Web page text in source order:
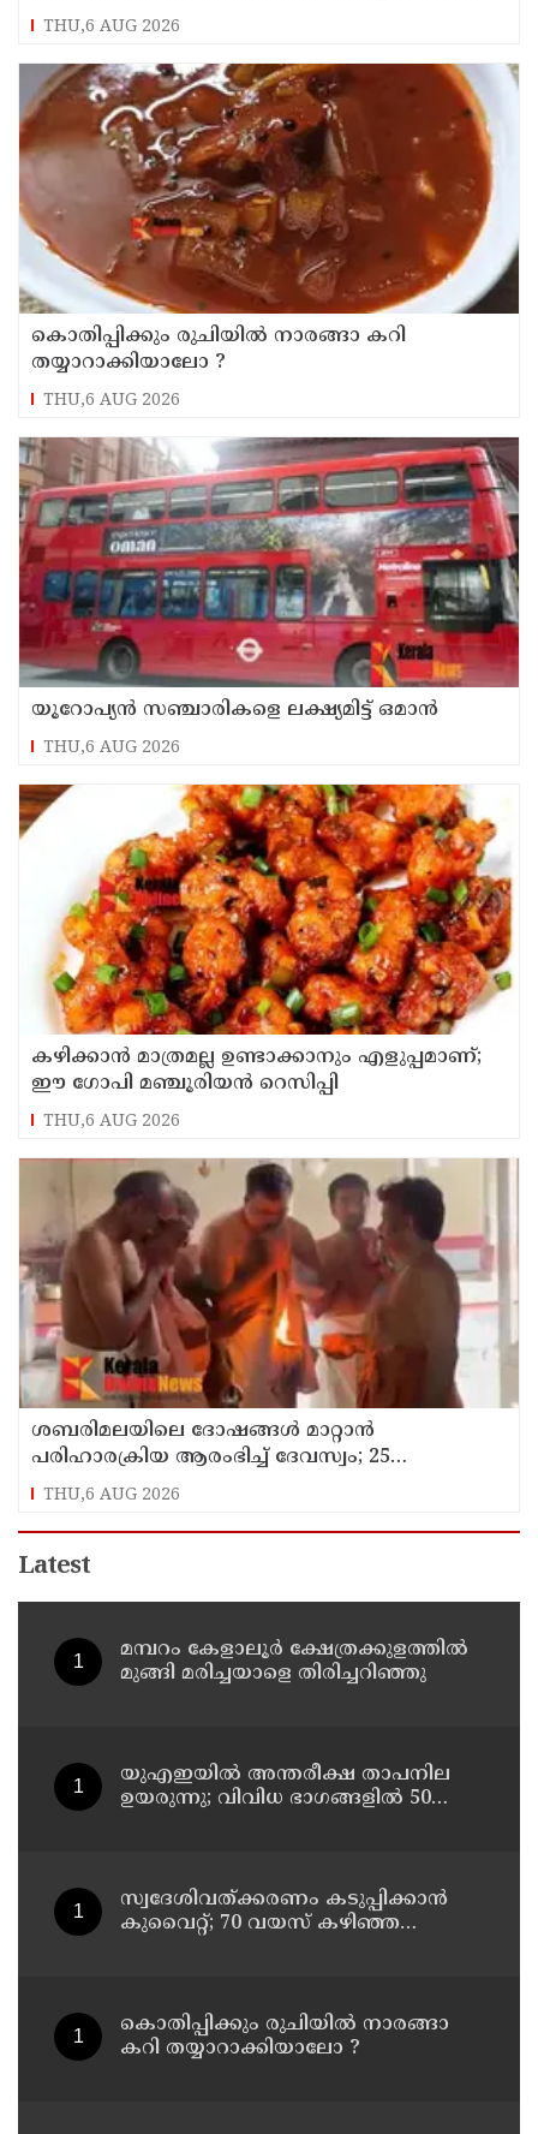
തീരുമാനം
THU,6 AUG 2026
കൊതിപ്പിക്കും രുചിയിൽ നാരങ്ങാ കറി
തയ്യാറാക്കിയാലോ ?
THU,6 AUG 2026
യൂറോപ്യന്‍ സഞ്ചാരികളെ ലക്ഷ്യമിട്ട് ഒമാന്‍
THU,6 AUG 2026
കഴിക്കാൻ മാത്രമല്ല ഉണ്ടാക്കാനും എളുപ്പമാണ്;
ഈ ഗോപി മഞ്ചൂരിയൻ റെസിപ്പി
THU,6 AUG 2026
ശബരിമലയിലെ ദോഷങ്ങൾ മാറ്റാൻ
പരിഹാരക്രിയ ആരംഭിച്ച് ദേവസ്വം; 25
ക്ഷേത്രങ്ങളിൽ പ്രത്യേക പൂജ
THU,6 AUG 2026
Latest
മമ്പറം കേളാലൂർ ക്ഷേത്രക്കുളത്തിൽ
മുങ്ങി മരിച്ചയാളെ തിരിച്ചറിഞ്ഞു
യുഎഇയില്‍ അന്തരീക്ഷ താപനില
ഉയരുന്നു; വിവിധ ഭാഗങ്ങളില്‍ 50
സ്വദേശിവത്ക്കരണം കടുപ്പിക്കാന്‍
കുവൈറ്റ്; 70 വയസ് കഴിഞ്ഞ
കൊതിപ്പിക്കും രുചിയിൽ നാരങ്ങാ
കറി തയ്യാറാക്കിയാലോ ?